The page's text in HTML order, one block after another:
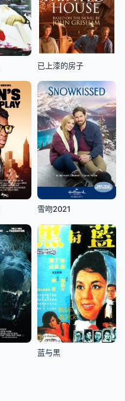
已上漆的房子
雪吻2021
蓝与黑